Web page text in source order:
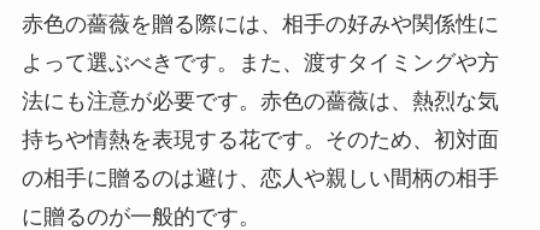
赤色の薔薇を贈る際には、相手の好みや関係性に
よって選ぶべきです。また、渡すタイミングや方
法にも注意が必要です。赤色の薔薇は、熱烈な気
持ちや情熱を表現する花です。そのため、初対面
の相手に贈るのは避け、恋人や親しい間柄の相手
に贈るのが一般的です。